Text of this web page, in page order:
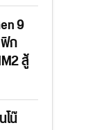
9
ก
สู้
น๊